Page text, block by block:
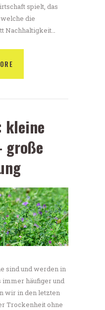
spielt, das
die
Nachhaltigkeit…
kleine
große
sind und werden in
immer häufiger und
wir in den letzten
Trockenheit ohne